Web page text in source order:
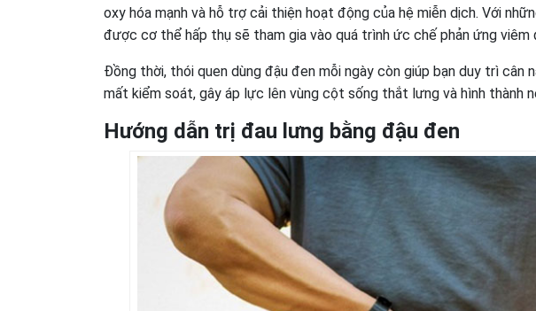
oxy hóa mạnh và hỗ trợ cải thiện hoạt động của hệ miễn dịch. Với
được cơ thể hấp thụ sẽ tham gia vào quá trình ức chế phản ứng
Đồng thời, thói quen dùng đậu đen mỗi ngày còn giúp bạn duy trì cân
mất kiểm soát, gây áp lực lên vùng cột sống thắt lưng và hình thành
Hướng dẫn trị đau lưng bằng đậu đen